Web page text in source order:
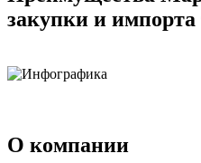
закупки и импорта
О компании